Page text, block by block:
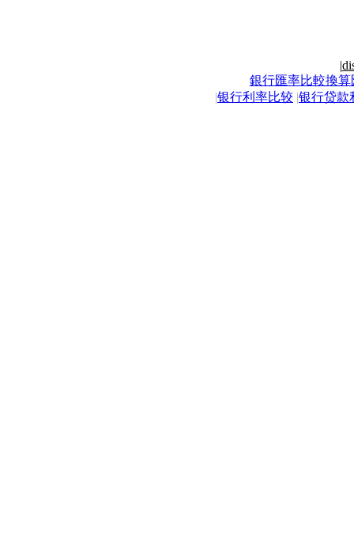
|
銀行匯率比較換算
|银行利率比较 |银行贷款